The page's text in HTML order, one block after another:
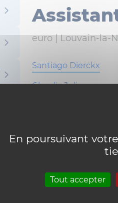
En poursuivant
Tout accepter
euro |Louvain-la-
Santiago Dierckx
Claudia Julien